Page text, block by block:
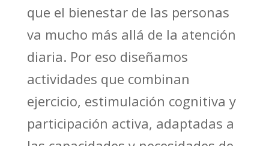
que el bienestar de las personas
va mucho más allá de la atención
diaria. Por eso diseñamos
actividades que combinan
ejercicio, estimulación cognitiva y
participación activa, adaptadas a